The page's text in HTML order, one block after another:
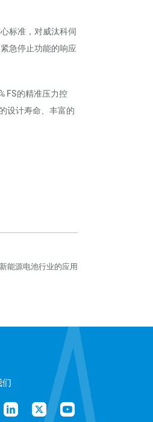
标准，对威汰科伺
急停止功能的响应
FS的精准压力控
设计寿命、丰富的
能源电池行业的应用
们